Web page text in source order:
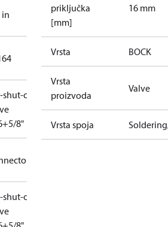
in
off
8"
off
priključka
[mm]
16 mm
Vrsta BOCK
Vrsta
proizvoda
Valve
Vrsta spoja